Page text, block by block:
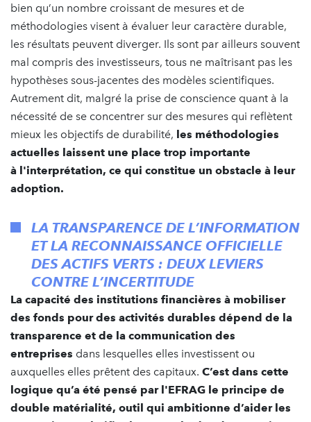
bien qu’un nombre croissant de mesures et de
méthodologies visent à évaluer leur caractère durable,
les résultats peuvent diverger. Ils sont par ailleurs souvent
mal compris des investisseurs, tous ne maîtrisant pas les
hypothèses sous-jacentes des modèles scientifiques.
Autrement dit, malgré la prise de conscience quant à la
nécessité de se concentrer sur des mesures qui reflètent
mieux les objectifs de durabilité, les méthodologies
actuelles laissent une place trop importante
à l'interprétation, ce qui constitue un obstacle à leur
adoption.
LA TRANSPARENCE DE L’INFORMATION
ET LA RECONNAISSANCE OFFICIELLE
DES ACTIFS VERTS : DEUX LEVIERS
CONTRE L’INCERTITUDE
La capacité des institutions financières à mobiliser
des fonds pour des activités durables dépend de la
transparence et de la communication des
entreprises dans lesquelles elles investissent ou
auxquelles elles prêtent des capitaux. C’est dans cette
logique qu’a été pensé par l'EFRAG le principe de
double matérialité, outil qui ambitionne d’aider les